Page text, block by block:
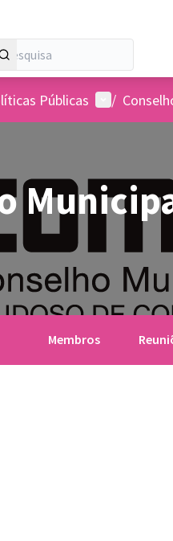
Públicas Menu de
/
Membros